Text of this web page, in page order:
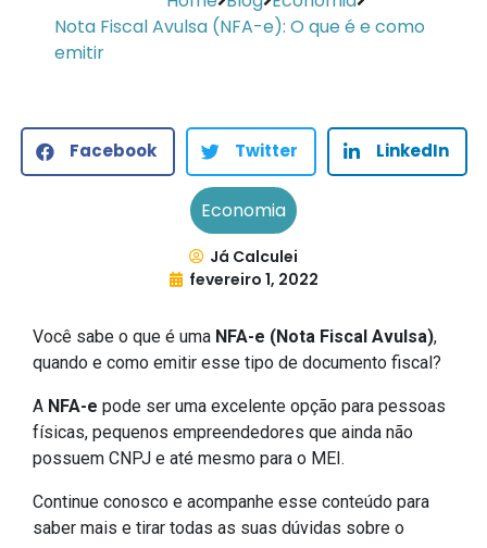
Nota Fiscal Avulsa (NFA-e): O que é e como
emitir
Facebook Twitter LinkedIn
Economia
Já Calculei
fevereiro 1, 2022
Você sabe o que é uma NFA-e (Nota Fiscal Avulsa),
quando e como emitir esse tipo de documento fiscal?
A NFA-e pode ser uma excelente opção para pessoas
físicas, pequenos empreendedores que ainda não
possuem CNPJ e até mesmo para o MEI.
Continue conosco e acompanhe esse conteúdo para
saber mais e tirar todas as suas dúvidas sobre o